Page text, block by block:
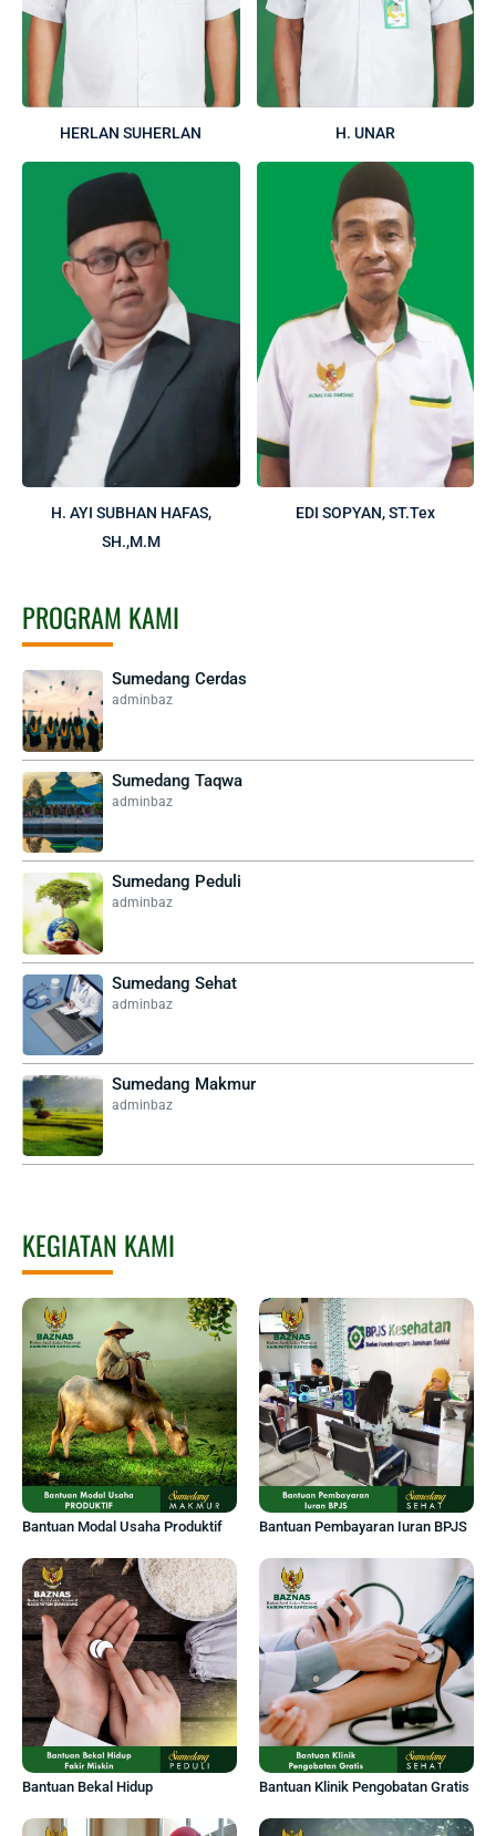
HERLAN SUHERLAN H. UNAR
H. AYI SUBHAN HAFAS,
SH.,M.M
EDI SOPYAN, ST.Tex
PROGRAM KAMI
Sumedang Cerdas
adminbaz
Sumedang Taqwa
adminbaz
Sumedang Peduli
adminbaz
Sumedang Sehat
adminbaz
Sumedang Makmur
adminbaz
KEGIATAN KAMI
Bantuan Modal Usaha Produktif Bantuan Pembayaran Iuran BPJS
Bantuan Bekal Hidup Bantuan Klinik Pengobatan Gratis